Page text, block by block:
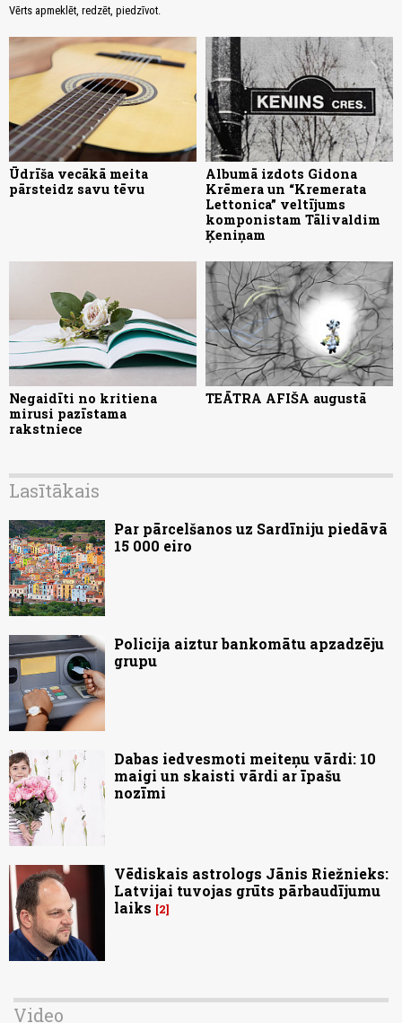
Vērts apmeklēt, redzēt, piedzīvot.
Ūdrīša vecākā meita
pārsteidz savu tēvu
Albumā izdots Gidona
Krēmera un “Kremerata
Lettonica” veltījums
komponistam Tālivaldim
Ķeniņam
Negaidīti no kritiena
mirusi pazīstama
rakstniece
TEĀTRA AFIŠA augustā
Lasītākais
Par pārcelšanos uz Sardīniju piedāvā
15 000 eiro
Policija aiztur bankomātu apzadzēju
grupu
Dabas iedvesmoti meiteņu vārdi: 10
maigi un skaisti vārdi ar īpašu
nozīmi
Vēdiskais astrologs Jānis Riežnieks:
Latvijai tuvojas grūts pārbaudījumu
laiks
2
Video